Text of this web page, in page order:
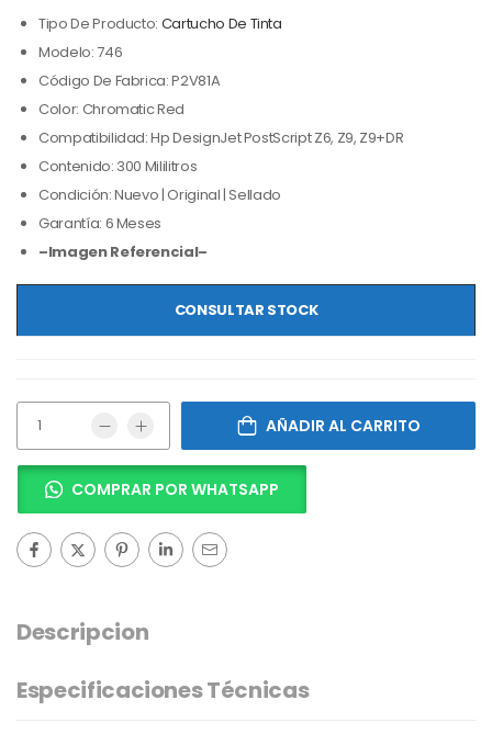
Tipo De Producto: Cartucho De Tinta
Modelo: 746
Código De Fabrica: P2V81A
Color: Chromatic Red
Compatibilidad: Hp DesignJet PostScript Z6, Z9, Z9+DR
Contenido: 300 Mililitros
Condición: Nuevo | Original | Sellado
Garantía: 6 Meses
–Imagen Referencial–
CONSULTAR STOCK
AÑADIR AL CARRITO
COMPRAR POR WHATSAPP
Descripcion
Especificaciones Técnicas